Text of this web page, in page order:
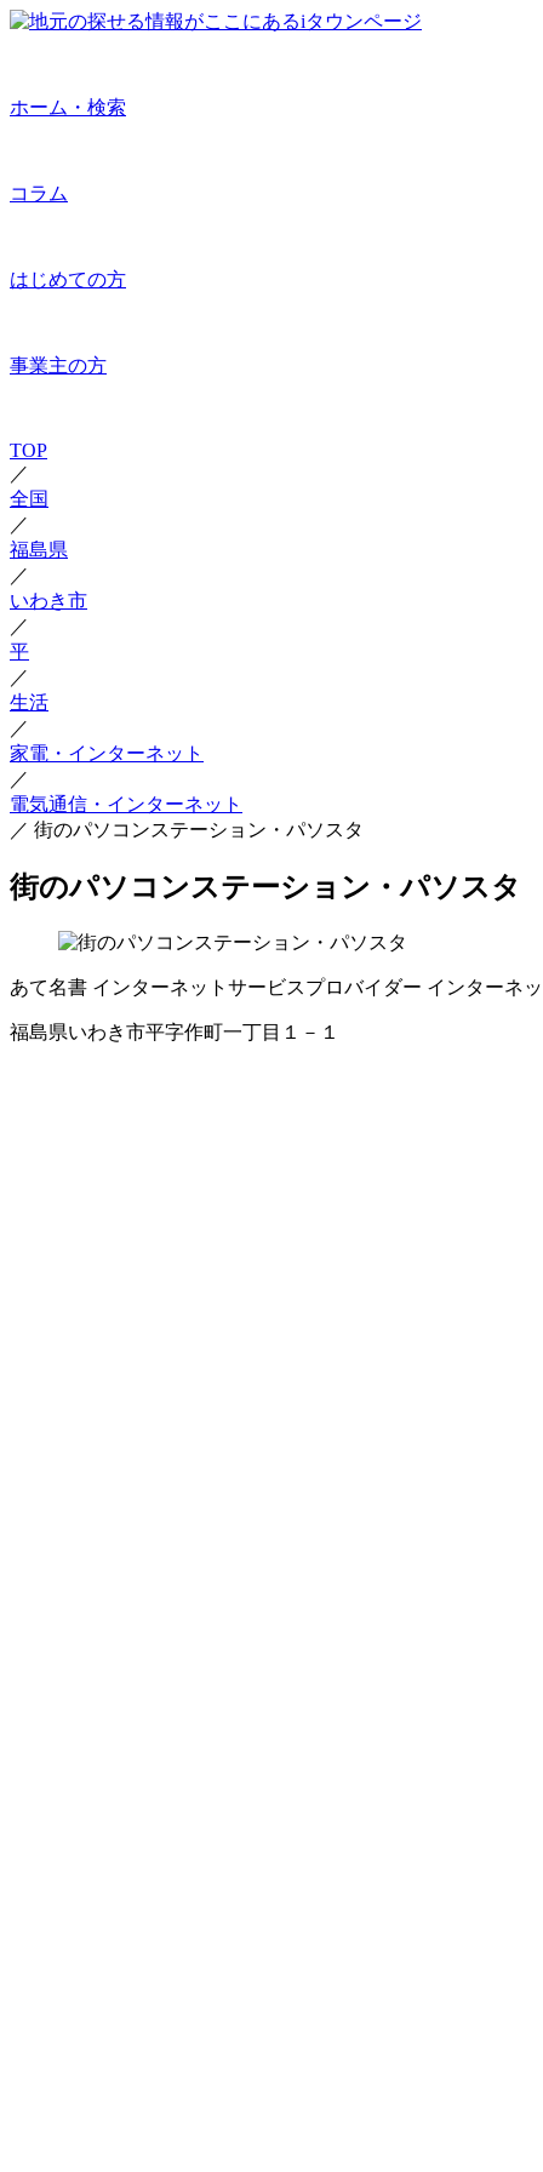
ホーム・検索
コラム
はじめての方
事業主の方
TOP
／
全国
／
福島県
／
いわき市
／
平
／
生活
／
家電・インターネット
／
電気通信・インターネット
／ 街のパソコンステーション・パソスタ
街のパソコンステーション・パソスタ
あて名書 インターネットサービスプロバイダー インターネ
福島県いわき市平字作町一丁目１－１